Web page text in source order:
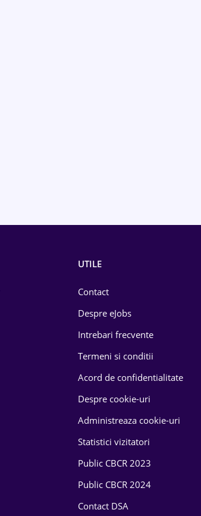
UTILE
Contact
Despre eJobs
Intrebari frecvente
Termeni si conditii
Acord de confidentialitate
Despre cookie-uri
Administreaza cookie-uri
Statistici vizitatori
Public CBCR 2023
Public CBCR 2024
Contact DSA